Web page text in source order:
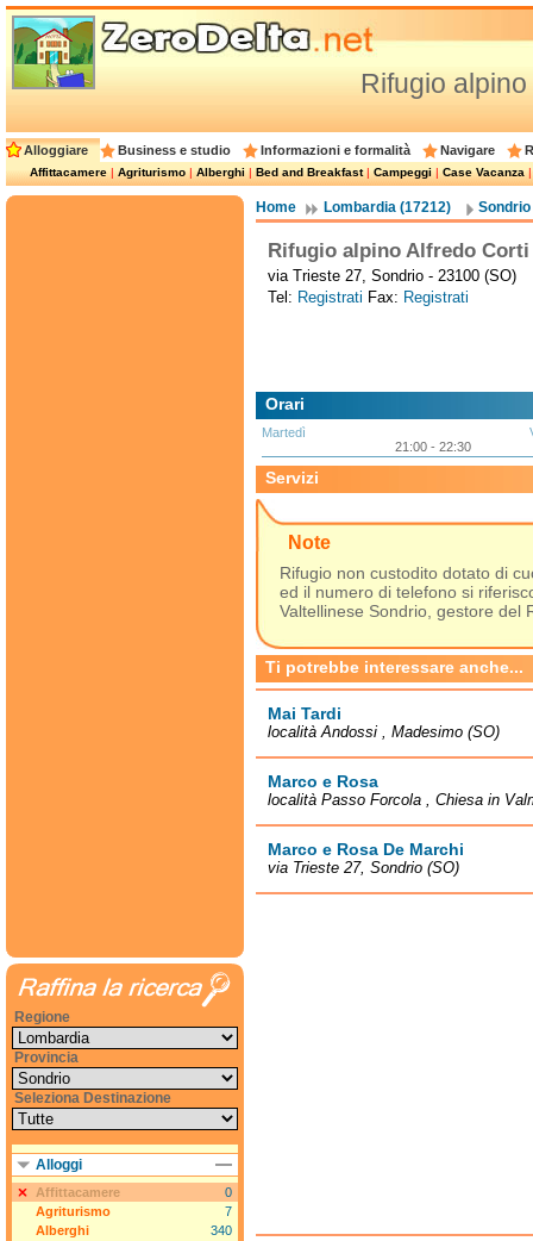
Rifugio
Alloggiare Business e studio Informazioni e formalità Navigare
Affittacamere|Agriturismo|Alberghi|Bed and Breakfast|Campeggi|Case Vacanza
Home Lombardia (17212) Sondrio
Rifugio alpino Alfredo Corti
via Trieste 27, Sondrio - 23100 (SO)
Tel: Registrati Fax: Registrati
Orari
Martedì
21:00 - 22:30
Servizi
Note
Rifugio non custodito dotato di
ed il numero di telefono si
Valtellinese Sondrio, gestore del
Ti potrebbe interessare anche...
Mai Tardi
località Andossi , Madesimo (SO)
Marco e Rosa
località Passo Forcola , Chiesa in
Marco e Rosa De Marchi
via Trieste 27, Sondrio (SO)
Regione
Provincia
Seleziona Destinazione
Alloggi
Affittacamere
0
Agriturismo
7
Alberghi
340